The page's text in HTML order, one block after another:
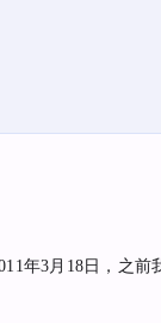
年3月18日，之前